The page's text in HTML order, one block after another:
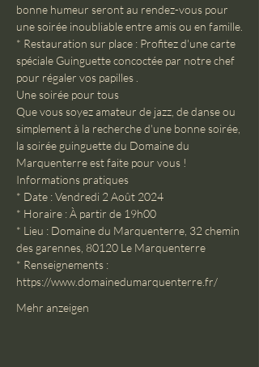
bonne humeur seront au rendez-vous pour
une soirée inoubliable entre amis ou en famille.
* Restauration sur place : Profitez d'une carte
spéciale Guinguette concoctée par notre chef
pour régaler vos papilles .
Une soirée pour tous
Que vous soyez amateur de jazz, de danse ou
simplement à la recherche d'une bonne soirée,
la soirée guinguette du Domaine du
Marquenterre est faite pour vous !
Informations pratiques
* Date : Vendredi 2 Août 2024
* Horaire : À partir de 19h00
* Lieu : Domaine du Marquenterre, 32 chemin
des garennes, 80120 Le Marquenterre
* Renseignements :
https://www.domainedumarquenterre.fr/
Mehr anzeigen